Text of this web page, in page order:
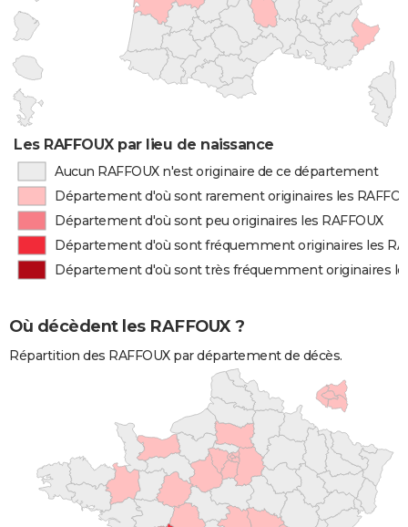
Les RAFFOUX par lieu de naissance
Aucun RAFFOUX n'est originaire de ce département
Département d'où sont rarement originaires les
Département d'où sont peu originaires les RAFFOUX
Département d'où sont fréquemment originaires les
Département d'où sont très fréquemment originaires
Où décèdent les RAFFOUX ?
Répartition des RAFFOUX par département de décès.